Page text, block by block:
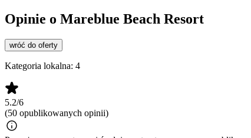
Opinie o Mareblue Beach Resort
wróć do oferty
Kategoria lokalna: 4
5.2/6
(50 opublikowanych opinii)